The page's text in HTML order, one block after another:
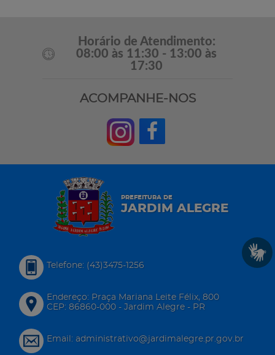
Horário de Atendimento:
08:00 às 11:30 - 13:00 às
17:30
ACOMPANHE-NOS
PREFEITURA DE
JARDIM ALEGRE
Telefone: (43)3475-1256
Endereço: Praça Mariana Leite Félix, 800
CEP: 86860-000 - Jardim Alegre - PR
Email: administrativo@jardimalegre.pr.gov.br